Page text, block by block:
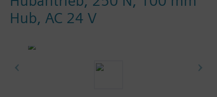
Hub, AC 24 V